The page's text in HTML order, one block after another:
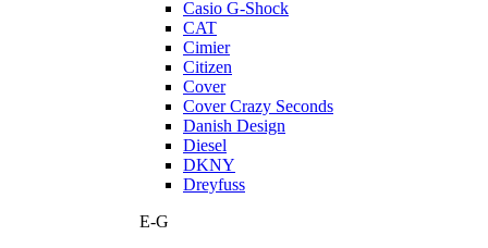
Casio G-Shock
CAT
Cimier
Citizen
Cover
Cover Crazy Seconds
Danish Design
Diesel
DKNY
Dreyfuss
E-G